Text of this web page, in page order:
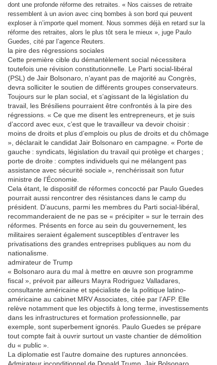
dont une profonde réforme des retraites. « Nos caisses de retraite
ressemblent à un avion avec cinq bombes à son bord qui peuvent
exploser à n’importe quel moment. Nous sommes déjà en retard sur la
réforme des retraites, alors le plus tôt sera le mieux », juge Paulo
Guedes, cité par l’agence Reuters.
la pire des régressions sociales
Cette première cible du démantèlement social nécessitera
toutefois une révision constitutionnelle. Le Parti social-libéral
(PSL) de Jair Bolsonaro, n’ayant pas de majorité au Congrès,
devra solliciter le soutien de différents groupes conservateurs.
Toujours sur le plan social, et s’agissant de la législation du
travail, les Brésiliens pourraient être confrontés à la pire des
régressions. « Ce que me disent les entrepreneurs, et je suis
d’accord avec eux, c’est que le travailleur va devoir choisir :
moins de droits et plus d’emplois ou plus de droits et du chômage
», déclarait le candidat Jair Bolsonaro en campagne. « Porte de
gauche : syndicats, législation du travail qui protège et charges ;
porte de droite : comptes individuels qui ne mélangent pas
assistance avec sécurité sociale », renchérissait son futur
ministre de l’Économie.
Cela étant, le dispositif de réformes concocté par Paulo Guedes
pourrait aussi rencontrer des résistances dans le camp du
président. D’aucuns, parmi les membres du Parti social-libéral,
recommanderaient de ne pas se « précipiter » sur le terrain des
réformes. Présents en force au sein du gouvernement, les
militaires seraient également susceptibles d’entraver les
privatisations des grandes entreprises publiques au nom du
nationalisme.
admirateur de Trump
« Bolsonaro aura du mal à mettre en œuvre son programme
fiscal », prévoit par ailleurs Mayra Rodriguez Valladares,
consultante américaine et spécialiste de la politique latino-
américaine au cabinet MRV Associates, citée par l’AFP. Elle
relève notamment que les objectifs à long terme, investissements
dans les infra­structures et formation professionnelle, par
exemple, sont superbement ignorés. Paulo Guedes se prépare
tout compte fait à ouvrir surtout un vaste chantier de démolition
du « public ».
La diplomatie est l’autre domaine des ruptures annoncées.
Admirateur inconditionnel de Donald Trump, Jair Bolsonaro